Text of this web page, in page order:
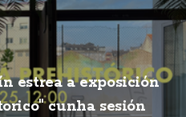
estrea a exposición
cunha sesión